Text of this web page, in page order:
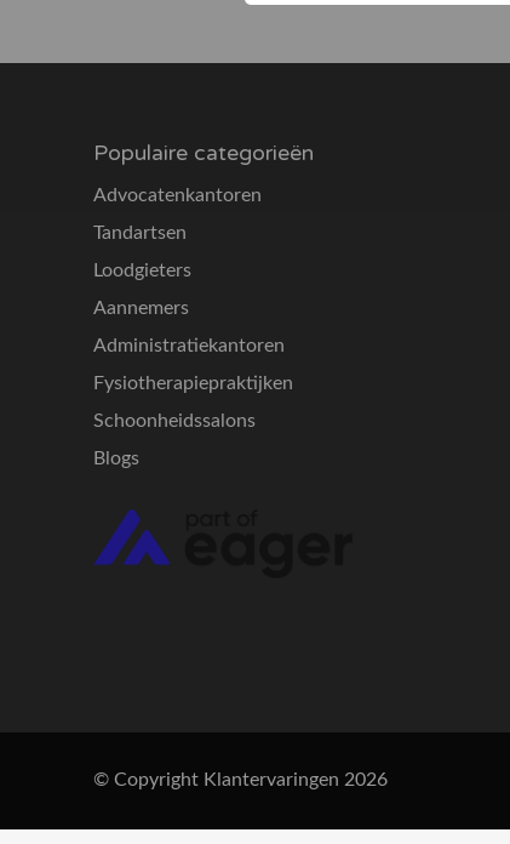
Populaire categorieën
Advocatenkantoren
Tandartsen
Loodgieters
Aannemers
Administratiekantoren
Fysiotherapiepraktijken
Schoonheidssalons
Blogs
© Copyright Klantervaringen 2026